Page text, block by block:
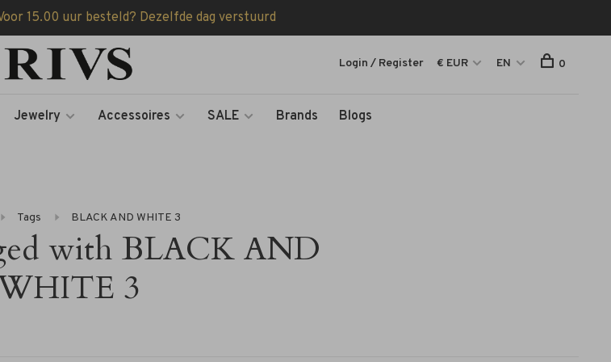
15.00 uur besteld? Dezelfde dag verstuurd
Jewelry Accessoires SALE Brands Blogs
Login / Register € EUR EN 0
Tags BLACK AND WHITE 3
with BLACK AND
3